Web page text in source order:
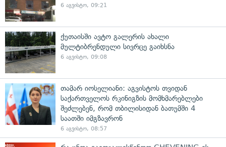
6 აგვისტო, 09:21
ქუთაისში ავტო გალერის ახალი
მულტიბრენდული სივრცე გაიხსნა
6 აგვისტო, 09:08
თამარ იოსელიანი: აგვისტოს თვიდან
საქართველოს რკინიგზის მომხმარებლები
შეძლებენ, რომ თბილისიდან ბათუმში 4
საათში იმგზავრონ
6 აგვისტო, 08:57